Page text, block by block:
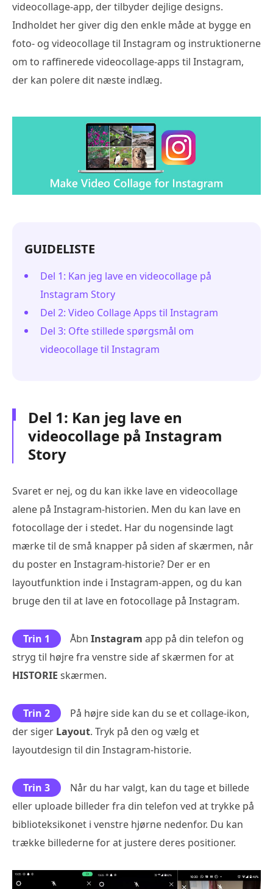
videocollage-app, der tilbyder dejlige designs.
Indholdet her giver dig den enkle måde at bygge en
foto- og videocollage til Instagram og instruktionerne
om to raffinerede videocollage-apps til Instagram,
der kan polere dit næste indlæg.
GUIDELISTE
Del 1: Kan jeg lave en videocollage på
Instagram Story
Del 2: Video Collage Apps til Instagram
Del 3: Ofte stillede spørgsmål om
videocollage til Instagram
Del 1: Kan jeg lave en
videocollage på Instagram
Story
Svaret er nej, og du kan ikke lave en videocollage
alene på Instagram-historien. Men du kan lave en
fotocollage der i stedet. Har du nogensinde lagt
mærke til de små knapper på siden af skærmen, når
du poster en Instagram-historie? Der er en
layoutfunktion inde i Instagram-appen, og du kan
bruge den til at lave en fotocollage på Instagram.
Trin 1 Åbn Instagram app på din telefon og
stryg til højre fra venstre side af skærmen for at
HISTORIE skærmen.
Trin 2
På højre side kan du se et collage-ikon,
der siger Layout. Tryk på den og vælg et
layoutdesign til din Instagram-historie.
Trin 3
Når du har valgt, kan du tage et billede
eller uploade billeder fra din telefon ved at trykke på
biblioteksikonet i venstre hjørne nedenfor. Du kan
trække billederne for at justere deres positioner.